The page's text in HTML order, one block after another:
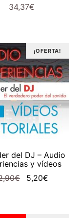
34,37€
¡OFERTA!
AL CARRITO
del DJ – Audio
y vídeos
€
El
5,20€